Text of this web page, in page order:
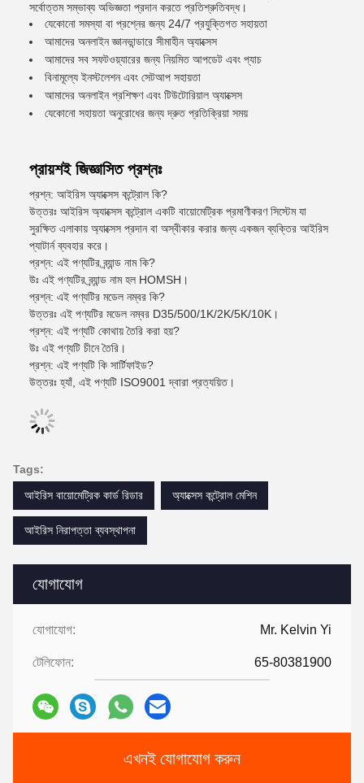
যোগাযোগ
যোগাযোগ: Mr. Kelvin Yi
টেলিফোন: 65-80381900
এখনই যোগাযোগ করুন
সর্বোত্তম সম্ভাব্য অভিজ্ঞতা প্রদান করতে প্রতিশ্রুতিবদ্ধ।
যেকোনো সমস্যা বা প্রশ্নের জন্য 24/7 প্রযুক্তিগত সহায়তা
আমাদের অনলাইন জ্ঞানভান্ডারে সীমাহীন অ্যাক্সেস
আমাদের সব সফটওয়্যারের জন্য নিয়মিত আপডেট এবং প্যাচ
বিনামূল্যে ইনস্টলেশন এবং সেটআপ সহায়তা
আমাদের অনলাইন প্রশিক্ষণ এবং টিউটোরিয়াল অ্যাক্সেস
যেকোনো সহায়তা অনুরোধের জন্য দ্রুত প্রতিক্রিয়া সময়
প্রায়শই জিজ্ঞাসিত প্রশ্নঃ
প্রশ্ন: আইরিস অ্যাক্সেস কন্ট্রোল কি?
উত্তরঃ আইরিস অ্যাক্সেস কন্ট্রোল একটি বায়োমেট্রিক প্রমাণীকরণ সিস্টেম যা
সুরক্ষিত এলাকায় অ্যাক্সেস প্রদান বা অস্বীকার করার জন্য একজন ব্যক্তির আইরিস
প্যাটার্ন ব্যবহার করে।
প্রশ্ন: এই পণ্যটির ব্র্যান্ড নাম কি?
উঃ এই পণ্যটির ব্র্যান্ড নাম হল HOMSH।
প্রশ্ন: এই পণ্যটির মডেল নম্বর কি?
উত্তরঃ এই পণ্যটির মডেল নম্বর D35/500/1K/2K/5K/10K।
প্রশ্ন: এই পণ্যটি কোথায় তৈরি করা হয়?
উঃ এই পণ্যটি চীনে তৈরি।
প্রশ্ন: এই পণ্যটি কি সার্টিফাইড?
উত্তরঃ হ্যাঁ, এই পণ্যটি ISO9001 দ্বারা প্রত্যয়িত।
Tags:
আইরিস বায়োমেট্রিক কার্ড রিডার
অ্যাক্সেস কন্ট্রোল মেশিন
আইরিস নিরাপত্তা ব্যবস্থাপনা